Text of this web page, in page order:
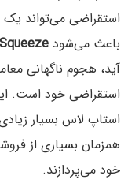
استقراضی می‌تواند یک
باعث می‌شود
آید، هجوم ناگهانی
استقراضی خود است.
استاپ لاس بسیار
همزمان بسیاری از
خود می‌پردازند.